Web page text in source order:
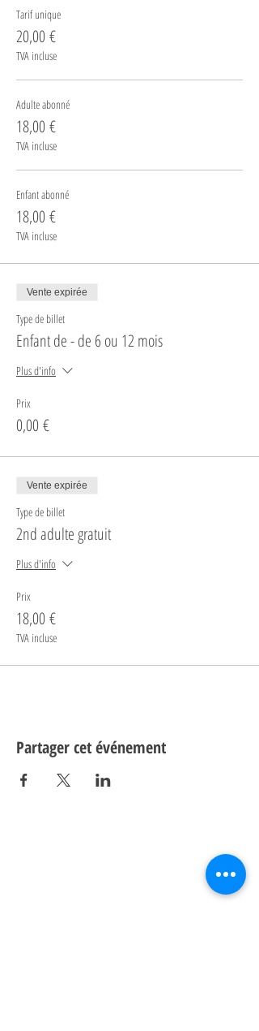
Tarif unique
20,00 €
TVA incluse
Adulte abonné
18,00 €
TVA incluse
Enfant abonné
18,00 €
TVA incluse
Vente expirée
Type de billet
Enfant de - de 6 ou 12 mois
Plus d'info
Prix
0,00 €
Vente expirée
Type de billet
2nd adulte gratuit
Plus d'info
Prix
18,00 €
TVA incluse
Partager cet événement